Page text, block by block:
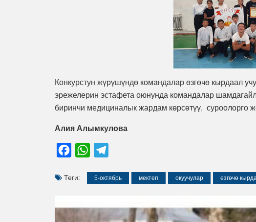
Конкурстун жүрүшүндө командалар өзгөчө кырдаал
эрежелерин эстафета оюнунда командалар
биринчи медициналык жардам көрсөтүү, суроолорго
Алия Алымкулова
FacebookWhatsApp
Теги: 5-октябрь мектеп окуучулар өзгөчө